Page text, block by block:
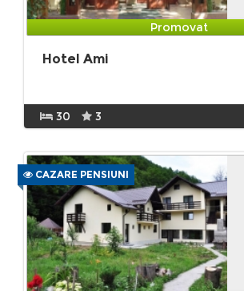
Promovat
Hotel Ami
30 3
CAZARE PENSIUNI